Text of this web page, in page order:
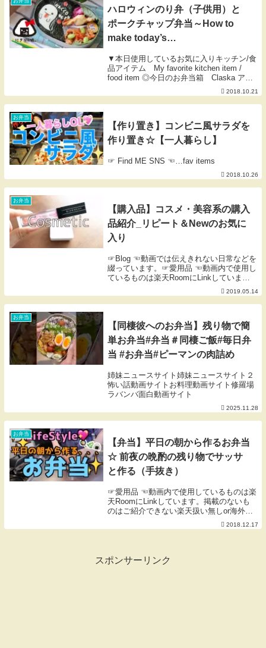
ハロウィンのり弁（子供用）と
ポークチャップ弁当～How to
make today’s
目 【お弁当】
▼本日使用しているお気に入りキッチン/食
品アイテム My favorite kitchen item /
food item ◎今日のお弁当箱 Claska アル
ミお弁当箱（小） ◎Arte Legno ｜ アル
テレニョ のカッティングボ...
2018.10.21
お弁当
【作り置き】コンビニ風サラダを
作り置き☆【一人暮らし】
☞ Find ME SNS ☜…fav items
2018.10.26
お弁当
【購入品】コスメ・美容系の購入
品紹介_リピート＆Newのお気に
入り
☞Blog ☜動画では伝えきれない日常などを
綴っています。☞愛用品 ☜動画内で使用し
ているものは楽天RoomにLinkしていま
す。掲載のないものはご紹介できない楽天
扱い無しor海外製品等です。※楽天Room
内のコメントにも対応しておりません...
2019.05.14
お弁当
【同棲彼へのお弁当】残り物で簡
単お弁当#弁当＃同棲ご飯#毎日弁
当 #お弁当#ピーマンの肉詰め
姉妹ニュースサイト姉妹ニュースサイト２
怖い話動画サイトお料理動画サイト修羅場
ラバンバ面白動画サイト
2025.11.28
お弁当
【弁当】平日の朝から作るお弁当
☆ 前夜の晩酌の残り物でサッサ
と作る（手抜き）
☞愛用品 ☜動画内で使用しているものは楽
天RoomにLinkしています。掲載のないも
のはご紹介できない楽天扱い無しor海外製
品等です。※楽天Room内のコメントにも
対応しておりません。
2018.12.17
スポンサーリンク